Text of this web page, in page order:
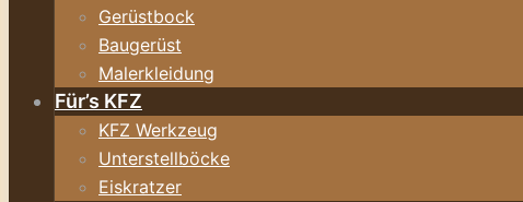
Gerüstbock
Baugerüst
Malerkleidung
Für’s KFZ
KFZ Werkzeug
Unterstellböcke
Eiskratzer